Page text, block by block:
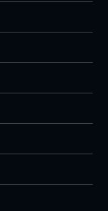
pentru mutare
anvelopat.
către toate
mers pe jos;